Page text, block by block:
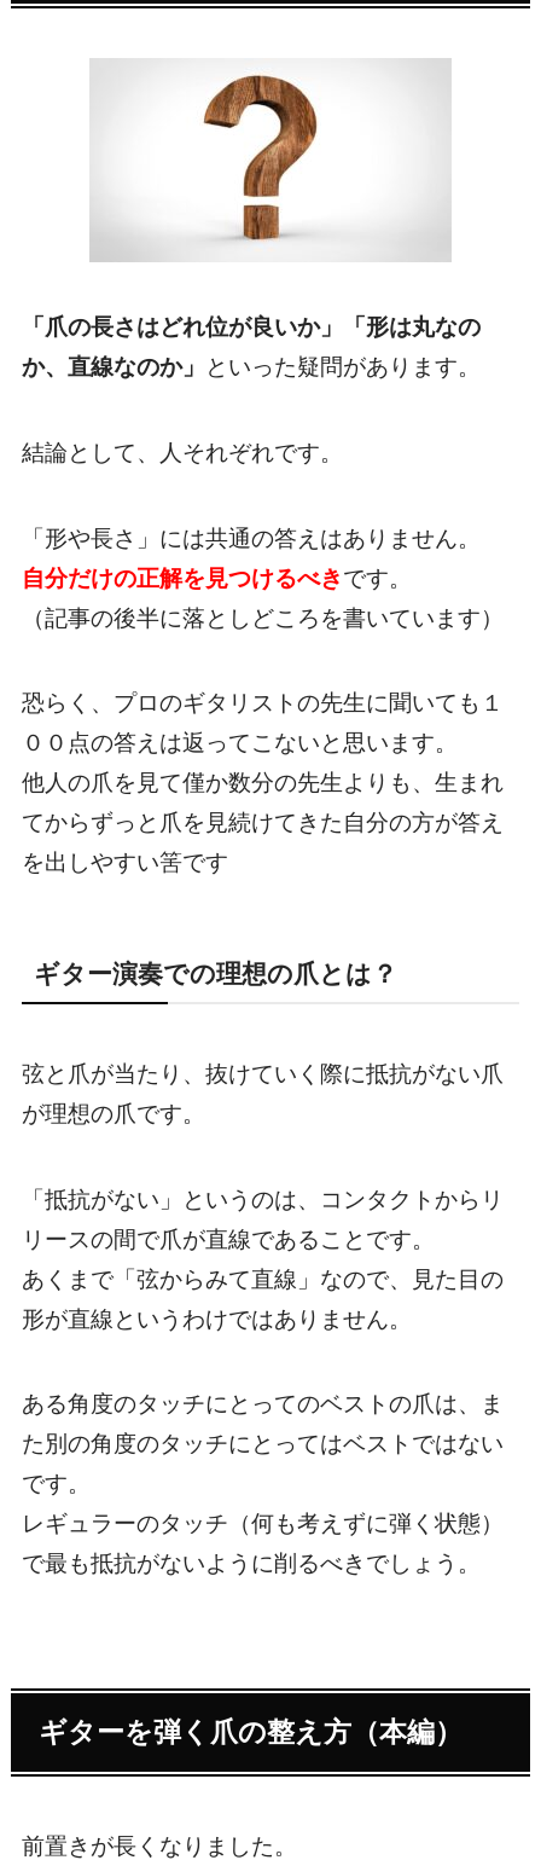
「爪の長さはどれ位が良いか」「形は丸なの
か、直線なのか」
といった疑問があります。
結論として、人それぞれです。
「形や長さ」には共通の答えはありません。
自分だけの正解を見つけるべきです。
（記事の後半に落としどころを書いています）
恐らく、プロのギタリストの先生に聞いても１
００点の答えは返ってこないと思います。
他人の爪を見て僅か数分の先生よりも、生まれ
てからずっと爪を見続けてきた自分の方が答え
を出しやすい筈です
ギター演奏での理想の爪とは？
弦と爪が当たり、抜けていく際に抵抗がない爪
が理想の爪です。
「抵抗がない」というのは、コンタクトからリ
リースの間で爪が直線であることです。
あくまで「弦からみて直線」なので、見た目の
形が直線というわけではありません。
ある角度のタッチにとってのベストの爪は、ま
た別の角度のタッチにとってはベストではない
です。
レギュラーのタッチ（何も考えずに弾く状態）
で最も抵抗がないように削るべきでしょう。
ギターを弾く爪の整え方（本編）
前置きが長くなりました。